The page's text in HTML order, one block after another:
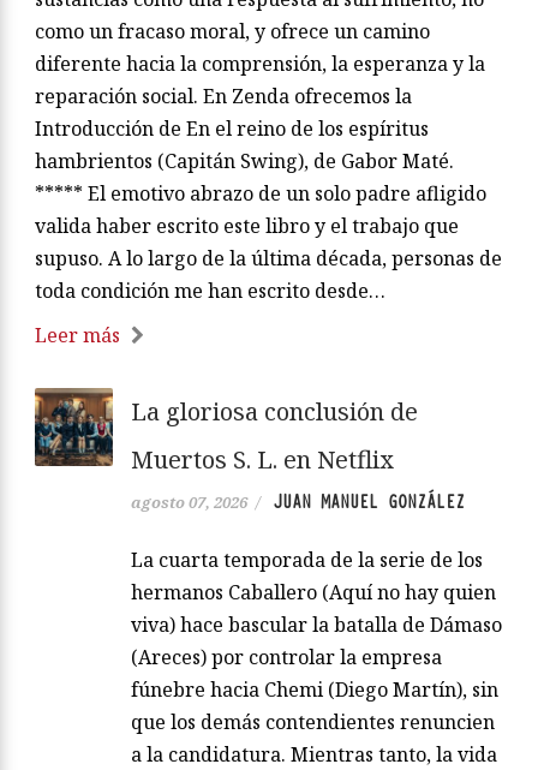
como un fracaso moral, y ofrece un camino
diferente hacia la comprensión, la esperanza y la
reparación social. En Zenda ofrecemos la
Introducción de En el reino de los espíritus
hambrientos (Capitán Swing), de Gabor Maté.
***** El emotivo abrazo de un solo padre afligido
valida haber escrito este libro y el trabajo que
supuso. A lo largo de la última década, personas de
toda condición me han escrito desde…
Leer más
La gloriosa conclusión de
Muertos S. L. en Netflix
agosto 07, 2026 / JUAN MANUEL GONZÁLEZ
La cuarta temporada de la serie de los
hermanos Caballero (Aquí no hay quien
viva) hace bascular la batalla de Dámaso
(Areces) por controlar la empresa
fúnebre hacia Chemi (Diego Martín), sin
que los demás contendientes renuncien
a la candidatura. Mientras tanto, la vida